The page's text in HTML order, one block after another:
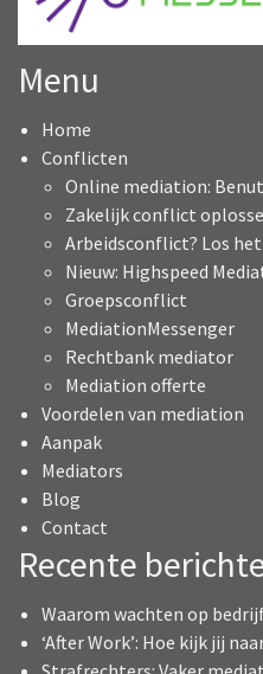
Menu
Home
Conflicten
Online mediation:
Zakelijk conflict
Arbeidsconflict? Los
Nieuw: Highspeed
Groepsconflict
MediationMessenger
Rechtbank mediator
Mediation offerte
Voordelen van mediation
Aanpak
Mediators
Blog
Contact
Recente
Waarom wachten op
‘After Work’: Hoe kijk jij